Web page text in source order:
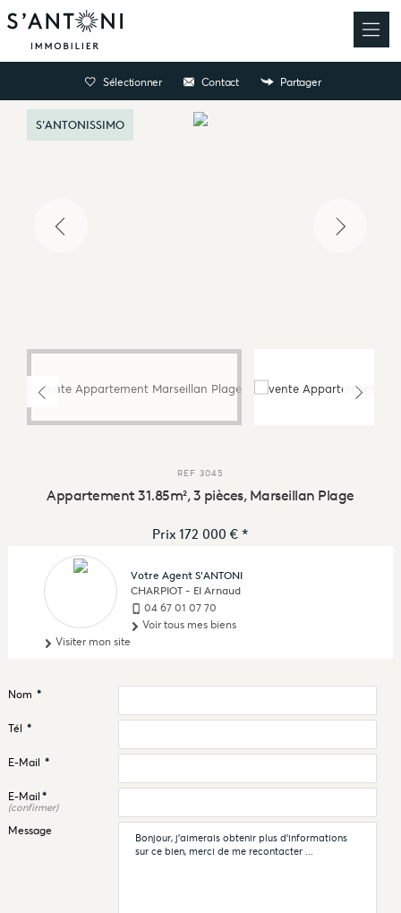
Sélectionner Contact Partager
S'ANTONISSIMO
REF 3045
Appartement 31.85m², 3 pièces, Marseillan Plage
Prix172 000 € *
Votre Agent S'ANTONI
CHARPIOT - EI Arnaud
04 67 01 07 70
Voir tous mes biens
Visiter mon site
Nom *
Tél *
E-Mail *
E-Mail *
(confirmer)
Message